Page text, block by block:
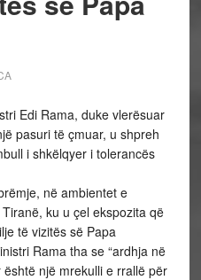
Edi Rama, duke vlerësuar
pasuri të çmuar, u shpreh
i shkëlqyer i tolerancës
në ambientet e
ku u çel ekspozita që
të vizitës së Papa
Rama tha se “ardhja në
një mrekulli e rrallë për